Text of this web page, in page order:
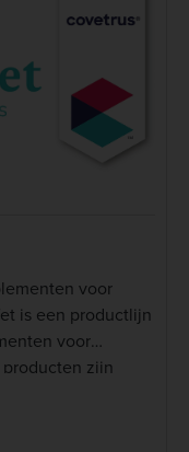
voor
is een productlijn
voor
zijn